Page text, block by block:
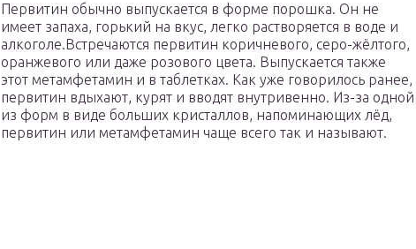
Первитин обычно выпускается в форме порошка. Он не
имеет запаха, горький на вкус, легко растворяется в воде и
алкоголе.Встречаются первитин коричневого, серо-жёлтого,
оранжевого или даже розового цвета. Выпускается также
этот метамфетамин и в таблетках. Как уже говорилось ранее,
первитин вдыхают, курят и вводят внутривенно. Из-за одной
из форм в виде больших кристаллов, напоминающих лёд,
первитин или метамфетамин чаще всего так и называют.